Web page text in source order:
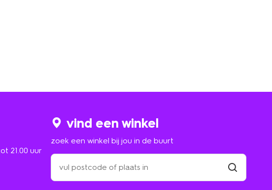
21.00 uur
vind een winkel
zoek een winkel bij jou in de buurt
zoek
een
winkel